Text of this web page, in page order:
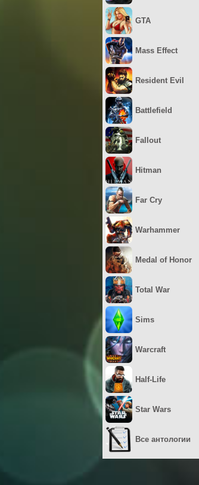
GTA
Mass Effect
Resident Evil
Battlefield
Fallout
Hitman
Far Cry
Warhammer
Medal of Honor
Total War
Sims
Warcraft
Half-Life
Star Wars
Все антологии